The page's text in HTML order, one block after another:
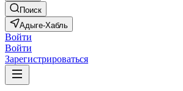
Поиск
Адыге-Хабль
Войти
Войти
Зарегистрироваться